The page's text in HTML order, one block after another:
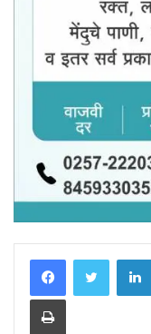
Print